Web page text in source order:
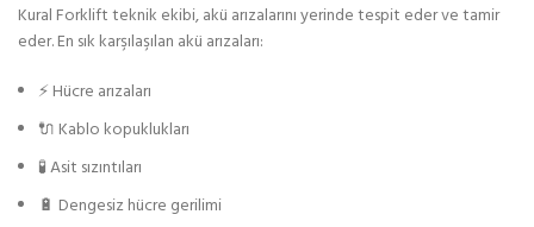
Kural Forklift teknik ekibi, akü arızalarını yerinde tespit eder ve tamir
eder. En sık karşılaşılan akü arızaları:
⚡ Hücre arızaları
🔌 Kablo kopuklukları
🧪 Asit sızıntıları
🔋 Dengesiz hücre gerilimi